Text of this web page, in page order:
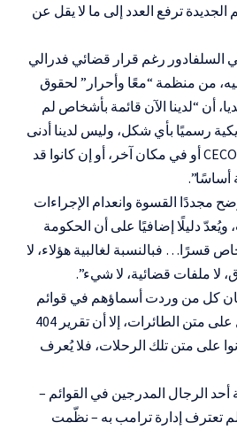
الجديدة ترفع العدد إلى ما لا يقل عن
رغم قرار قضائي فدرالي
من منظمة “معًا وأحرار” لحقوق
لمنصة 404 ميديا، أن “لدينا الآن قائمة بأشخاص لم
رسميًا بأي شكل، وليس لدينا أدنى
فكرة إن كانوا في مركز CECOT أو في مكان آخر، أو إن كانوا قد
أساسًا”.
مجددًا القسوة وانعدام الإجراءات
ويُعدّ دليلًا إضافيًا على أن الحكومة
قسرًا… فبالنسبة لغالبية هؤلاء، لا
لا ملفات قضائية، لا شيء”.
كان كل من وردت أسماؤهم في قوائم
الرحلات قد صعدوا بالفعل على متن الطائرات، إلا أن تقرير 404
على متن تلك الرحلات، فلا يُعرف
أحد الرجال المدرجين في القوائم –
تعترف إدارة ترامب به – نظّمت